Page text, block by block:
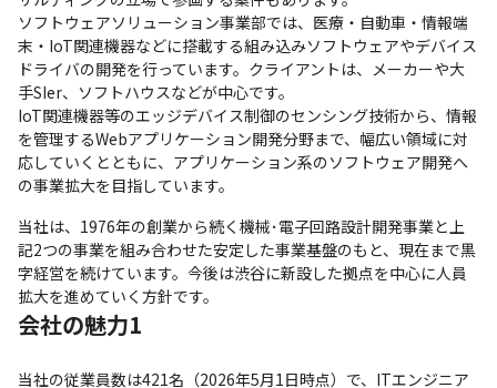
ソフトウェアソリューション事業部では、医療・自動車・情報端
末・IoT関連機器などに搭載する組み込みソフトウェアやデバイス
ドライバの開発を行っています。クライアントは、メーカーや大
手SIer、ソフトハウスなどが中心です。
IoT関連機器等のエッジデバイス制御のセンシング技術から、情報
を管理するWebアプリケーション開発分野まで、幅広い領域に対
応していくとともに、アプリケーション系のソフトウェア開発へ
の事業拡大を目指しています。
当社は、1976年の創業から続く機械･電子回路設計開発事業と上
記2つの事業を組み合わせた安定した事業基盤のもと、現在まで黒
字経営を続けています。今後は渋谷に新設した拠点を中心に人員
拡大を進めていく方針です。
会社の魅力1
当社の従業員数は421名（2026年5月1日時点）で、ITエンジニア